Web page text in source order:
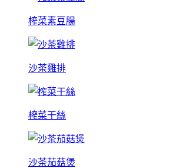
榨菜素豆腸
沙茶雞排
榨菜干絲
沙茶茄菇煲